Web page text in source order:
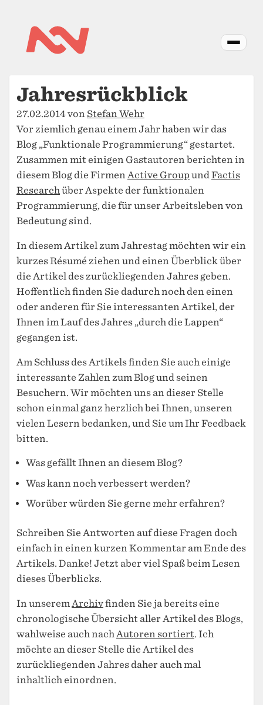
Jahresrückblick
27.02.2014 von Stefan Wehr
Vor ziemlich genau einem Jahr haben wir das
Blog „Funktionale Programmierung“ gestartet.
Zusammen mit einigen Gastautoren berichten in
diesem Blog die FirmenActive GroupundFactis
Researchüber Aspekte der funktionalen
Programmierung, die für unser Arbeitsleben von
Bedeutung sind.
In diesem Artikel zum Jahrestag möchten wir ein
kurzes Résumé ziehen und einen Überblick über
die Artikel des zurückliegenden Jahres geben.
Hoffentlich finden Sie dadurch noch den einen
oder anderen für Sie interessanten Artikel, der
Ihnen im Lauf des Jahres „durch die Lappen“
gegangen ist.
Am Schluss des Artikels finden Sie auch einige
interessante Zahlen zum Blog und seinen
Besuchern. Wir möchten uns an dieser Stelle
schon einmal ganz herzlich bei Ihnen, unseren
vielen Lesern bedanken, und Sie um Ihr Feedback
bitten.
Was gefällt Ihnen an diesem Blog?
Was kann noch verbessert werden?
Worüber würden Sie gerne mehr erfahren?
Schreiben Sie Antworten auf diese Fragen doch
einfach in einen kurzen Kommentar am Ende des
Artikels. Danke! Jetzt aber viel Spaß beim Lesen
dieses Überblicks.
In unserem Archivfinden Sie ja bereits eine
chronologische Übersicht aller Artikel des Blogs,
wahlweise auch nach Autoren sortiert. Ich
möchte an dieser Stelle die Artikel des
zurückliegenden Jahres daher auch mal
inhaltlich einordnen.